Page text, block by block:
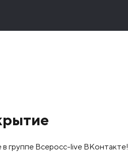
группе Всеросс-live ВКонтакте!